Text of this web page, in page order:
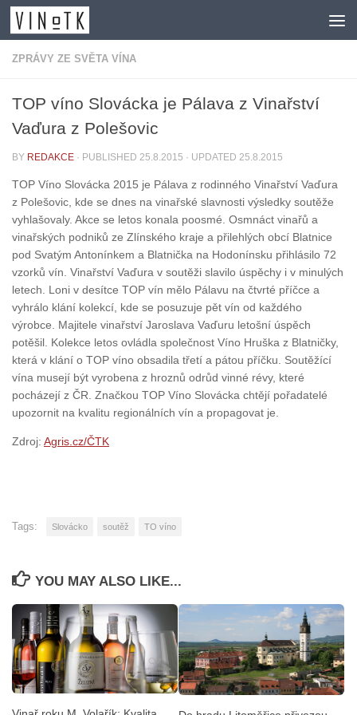
Skip to content
ZPRÁVY ZE SVĚTA VÍNA
TOP víno Slovácka je Pálava z Vinařství
Vaďura z Polešovic
BY REDAKCE · PUBLISHED 25.8.2015 · UPDATED 25.8.2015
TOP Víno Slovácka 2015 je Pálava z rodinného Vinařství Vaďura
z Polešovic, kde se dnes na vinařské slavnosti výsledky soutěže
vyhlašovaly. Akce se letos konala poosmé. Osmnáct vinařů a
vinařských podniků ze Zlínského kraje a přilehlých obcí Blatnice
pod Svatým Antonínkem a Blatnička na Hodonínsku přihlásilo 72
vzorků vín. Vinařství Vaďura v soutěži slavilo úspěchy i v minulých
letech. Loni v desítce TOP vín mělo Pálavu na čtvrté příčce a
vyhrálo klání kolekcí, kde se posuzuje pět vín od každého
výrobce. Majitele vinařství Jaroslava Vaďuru letošní úspěch
potěšil. Kolekce letos ovládla společnost Víno Hruška z Blatničky,
která v klání o TOP víno obsadila třetí a pátou příčku. Soutěžící
vína musejí být vyrobena z hroznů odrůd vinné révy, které
pocházejí z ČR. Značkou TOP Víno Slovácka chtějí pořadatelé
upozornit na kvalitu regionálních vín a propagovat je.
Zdroj: Agris.cz/ČTK
Tags: Slovácko soutěž TO víno
YOU MAY ALSO LIKE...